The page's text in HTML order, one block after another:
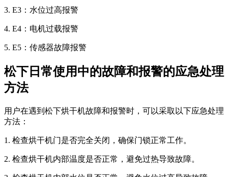
3. E3：水位过高报警
4. E4：电机过载报警
5. E5：传感器故障报警
松下日常使用中的故障和报警的应急处理
方法
用户在遇到松下烘干机故障和报警时，可以采取以下应急处理
方法：
1. 检查烘干机门是否完全关闭，确保门锁正常工作。
2. 检查烘干机内部温度是否正常，避免过热导致故障。